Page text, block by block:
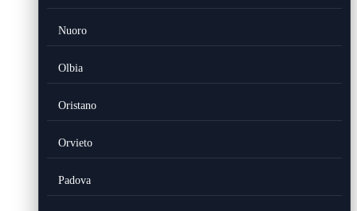
Nuoro
Olbia
Oristano
Orvieto
Padova